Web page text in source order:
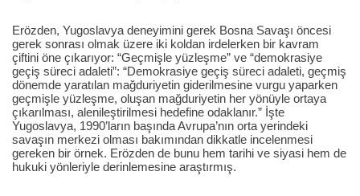
Erözden, Yugoslavya deneyimini gerek Bosna Savaşı öncesi
gerek sonrası olmak üzere iki koldan irdelerken bir kavram
çiftini öne çıkarıyor: “Geçmişle yüzleşme” ve “demokrasiye
geçiş süreci adaleti”: “Demokrasiye geçiş süreci adaleti, geçmiş
dönemde yaratılan mağduriyetin giderilmesine vurgu yaparken
geçmişle yüzleşme, oluşan mağduriyetin her yönüyle ortaya
çıkarılması, alenileştirilmesi hedefine odaklanır.” İşte
Yugoslavya, 1990’ların başında Avrupa’nın orta yerindeki
savaşın merkezi olması bakımından dikkatle incelenmesi
gereken bir örnek. Erözden de bunu hem tarihi ve siyasi hem de
hukuki yönleriyle derinlemesine araştırmış.